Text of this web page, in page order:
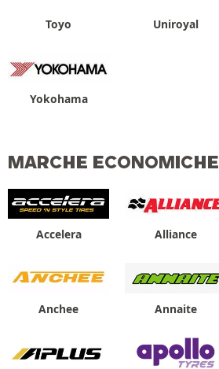
Toyo Uniroyal
Yokohama
MARCHE ECONOMICHE
Accelera Alliance
Anchee Annaite